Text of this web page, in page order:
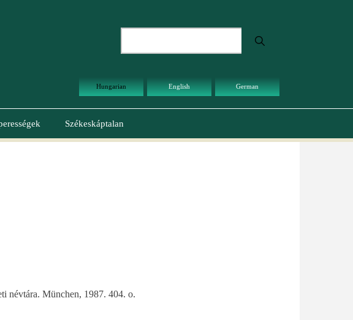
Hungarian English German
Székeskáptalan
névtára. München, 1987. 404. o.